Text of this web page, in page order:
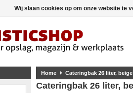
Home Cateringbak 26 liter, beige
Cateringbak 26 liter,
Wij slaan cookies op om onze website te